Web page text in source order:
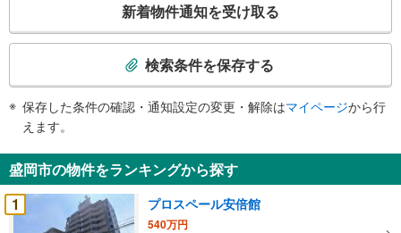
検
知
を
受
け
新着物件通知を受け取る
検索条件を保存する
保存した条件の確認・通知設定の変更・解除はマイページから行
えます。
盛岡市の物件をランキングから探す
1
プロスペール安倍館
540万円